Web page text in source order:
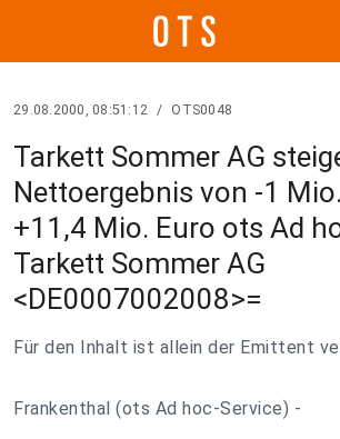
29.08.2000, 08:51:12 / OTS0048
Tarkett Sommer AG
Nettoergebnis von -1
+11,4 Mio. Euro ots Ad
Tarkett Sommer AG
<DE0007002008>=
Für den Inhalt ist allein der Emittent
Frankenthal (ots Ad hoc-Service) -